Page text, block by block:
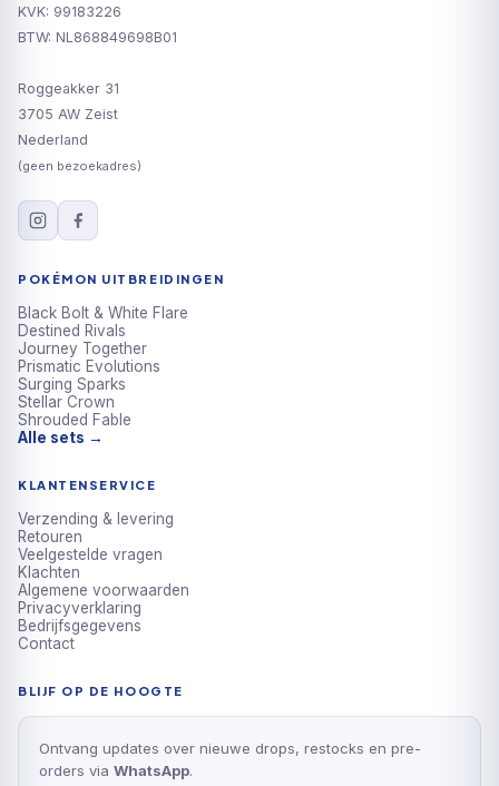
KVK: 99183226
BTW: NL868849698B01
Roggeakker 31
3705 AW Zeist
Nederland
(geen bezoekadres)
POKÉMON UITBREIDINGEN
Black Bolt & White Flare
Destined Rivals
Journey Together
Prismatic Evolutions
Surging Sparks
Stellar Crown
Shrouded Fable
Alle sets →
KLANTENSERVICE
Verzending & levering
Retouren
Veelgestelde vragen
Klachten
Algemene voorwaarden
Privacyverklaring
Bedrijfsgegevens
Contact
BLIJF OP DE HOOGTE
Ontvang updates over nieuwe drops, restocks en pre-
orders via WhatsApp